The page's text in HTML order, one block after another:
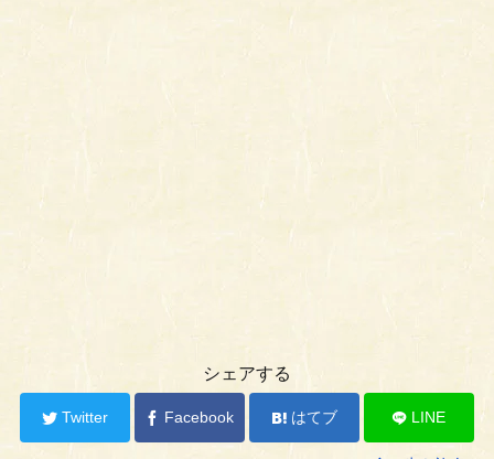
シェアする
Twitter Facebook はてブ LINE